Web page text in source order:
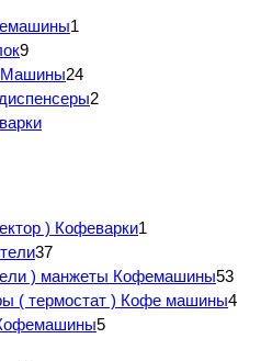
1
9
Машины24
2
) Кофеварки1
37
) манжеты Кофемашины53
( термостат ) Кофе машины4
5